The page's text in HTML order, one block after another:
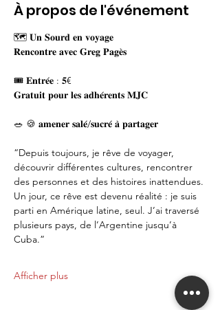
À propos de l'événement
🗺️ 𝐔𝐧 𝐒𝐨𝐮𝐫𝐝 𝐞𝐧 𝐯𝐨𝐲𝐚𝐠𝐞
𝐑𝐞𝐧𝐜𝐨𝐧𝐭𝐫𝐞 𝐚𝐯𝐞𝐜 𝐆𝐫𝐞𝐠 𝐏𝐚𝐠𝐞̀𝐬
🎟️ 𝐄𝐧𝐭𝐫𝐞́𝐞 : 𝟓€
𝐆𝐫𝐚𝐭𝐮𝐢𝐭 𝐩𝐨𝐮𝐫 𝐥𝐞𝐬 𝐚𝐝𝐡𝐞́𝐫𝐞𝐧𝐭𝐬 𝐌𝐉𝐂
🥗 🍪 𝐚𝐦𝐞𝐧𝐞𝐫 𝐬𝐚𝐥𝐞́/𝐬𝐮𝐜𝐫𝐞́ 𝐚̀ 𝐩𝐚𝐫𝐭𝐚𝐠𝐞𝐫
“Depuis toujours, je rêve de voyager,
découvrir différentes cultures, rencontrer
des personnes et des histoires inattendues.
Un jour, ce rêve est devenu réalité : je suis
parti en Amérique latine, seul. J’ai traversé
plusieurs pays, de l’Argentine jusqu’à
Cuba.”
Afficher plus